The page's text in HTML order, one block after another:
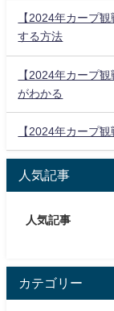
【2024年カープ
する方法
【2024年カープ
がわかる
【2024年カープ
人気記事
人気記事
カテゴリー